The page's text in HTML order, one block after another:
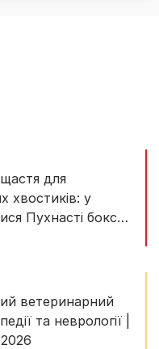
для
хвостиків: у
Пухнасті бокси
і Purina
ветеринарний
та неврології |